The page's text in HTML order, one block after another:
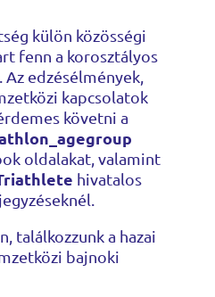
külön közösségi
fenn a korosztályos
edzésélmények,
kapcsolatok
követni a
oldalakat, valamint
hivatalos
találkozzunk a hazai
bajnoki